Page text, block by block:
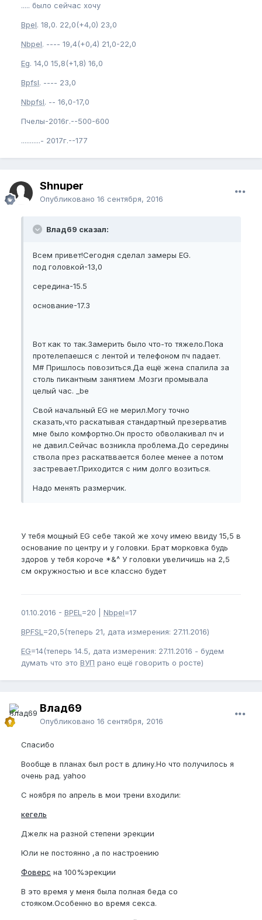
..... было сейчас хочу
Bpel. 18,0. 22,0(+4,0) 23,0
Nbpel. ---- 19,4(+0,4) 21,0-22,0
Eg. 14,0 15,8(+1,8) 16,0
Bpfsl. ---- 23,0
Nbpfsl. -- 16,0-17,0
Пчелы-2016г.--500-600
...........- 2017г.--177
Shnuper
Опубликовано 16 сентября, 2016
Влад69 сказал:
Всем привет!Сегодня сделал замеры EG.
под головкой-13,0
середина-15.5
основание-17.3
Вот как то так.Замерить было что-то тяжело.Пока
протелепаешся с лентой и телефоном пч падает.
M# Пришлось повозиться.Да ещё жена спалила за
столь пикантным занятием .Мозги промывала
целый час. _be
Свой начальный EG не мерил.Могу точно
сказать,что раскатывая стандартный презерватив
мне было комфортно.Он просто обволакивал пч и
не давил.Сейчас возникла проблема.До середины
ствола през раскатввается более менее а потом
застревает.Приходится с ним долго возиться.
Надо менять размерчик.
У тебя мощный EG себе такой же хочу имею ввиду 15,5 в
основание по центру и у головки. Брат морковка будь
здоров у тебя короче *&^ У головки увеличишь на 2,5
см окружностью и все классно будет
01.10.2016 - BPEL =20 | Nbpel=17
BPFSL =20,5(теперь 21, дата измерения: 27.11.2016)
EG=14(теперь 14.5, дата измерения: 27.11.2016 - будем
думать что это ВУП рано ещё говорить о росте)
Влад69
Опубликовано 16 сентября, 2016
Спасибо
Вообще в планах был рост в длину.Но что получилось я
очень рад. yahoo
С ноября по апрель в мои трени входили:
кегель
Джелк на разной степени эрекции
Юли не постоянно ,а по настроению
Фоверс на 100%эрекции
В это время у меня была полная беда со
стояком.Особенно во время секса.